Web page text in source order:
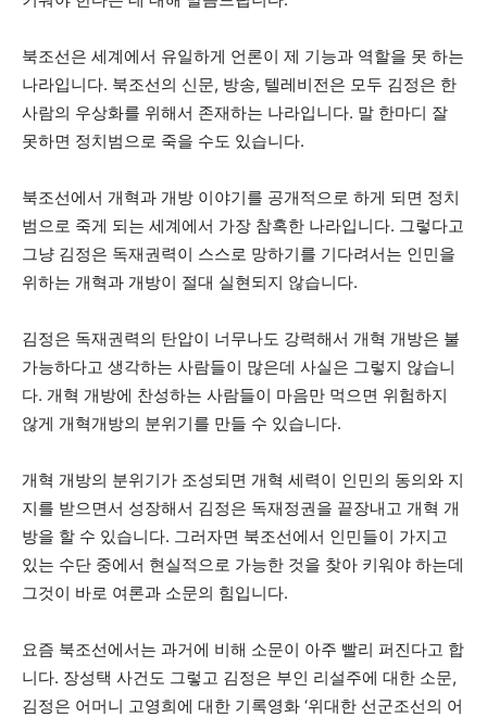
북조선은 세계에서 유일하게 언론이 제 기능과 역할을 못 하는
나라입니다. 북조선의 신문, 방송, 텔레비전은 모두 김정은 한
사람의 우상화를 위해서 존재하는 나라입니다. 말 한마디 잘
못하면 정치범으로 죽을 수도 있습니다.
북조선에서 개혁과 개방 이야기를 공개적으로 하게 되면 정치
범으로 죽게 되는 세계에서 가장 참혹한 나라입니다. 그렇다고
그냥 김정은 독재권력이 스스로 망하기를 기다려서는 인민을
위하는 개혁과 개방이 절대 실현되지 않습니다.
김정은 독재권력의 탄압이 너무나도 강력해서 개혁 개방은 불
가능하다고 생각하는 사람들이 많은데 사실은 그렇지 않습니
다. 개혁 개방에 찬성하는 사람들이 마음만 먹으면 위험하지
않게 개혁개방의 분위기를 만들 수 있습니다.
개혁 개방의 분위기가 조성되면 개혁 세력이 인민의 동의와 지
지를 받으면서 성장해서 김정은 독재정권을 끝장내고 개혁 개
방을 할 수 있습니다. 그러자면 북조선에서 인민들이 가지고
있는 수단 중에서 현실적으로 가능한 것을 찾아 키워야 하는데
그것이 바로 여론과 소문의 힘입니다.
요즘 북조선에서는 과거에 비해 소문이 아주 빨리 퍼진다고 합
니다. 장성택 사건도 그렇고 김정은 부인 리설주에 대한 소문,
김정은 어머니 고영희에 대한 기록영화 ‘위대한 선군조선의 어